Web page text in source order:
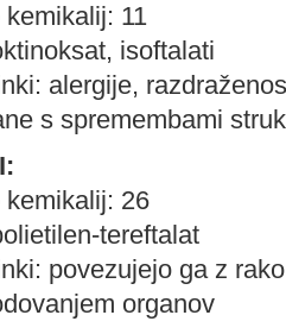
11
isoftalati
alergije,
s spremembami
26
tereftalat
povezujejo ga z
organov